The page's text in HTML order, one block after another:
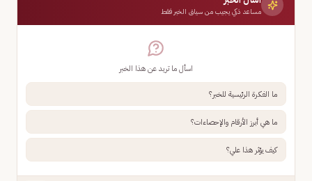
مساعد ذكي يجيب من سياق الخبر فقط
اسأل ما تريد عن هذا الخبر
ما الفكرة الرئيسية للخبر؟
ما هي أبرز الأرقام والإحصاءات؟
كيف يؤثر هذا علي؟